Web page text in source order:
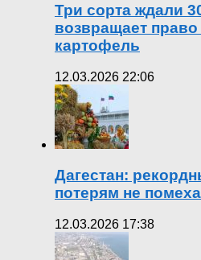
Три сорта ждали
возвращает право
картофель
12.03.2026 22:06
Дагестан:
потерям не помеха
12.03.2026 17:38